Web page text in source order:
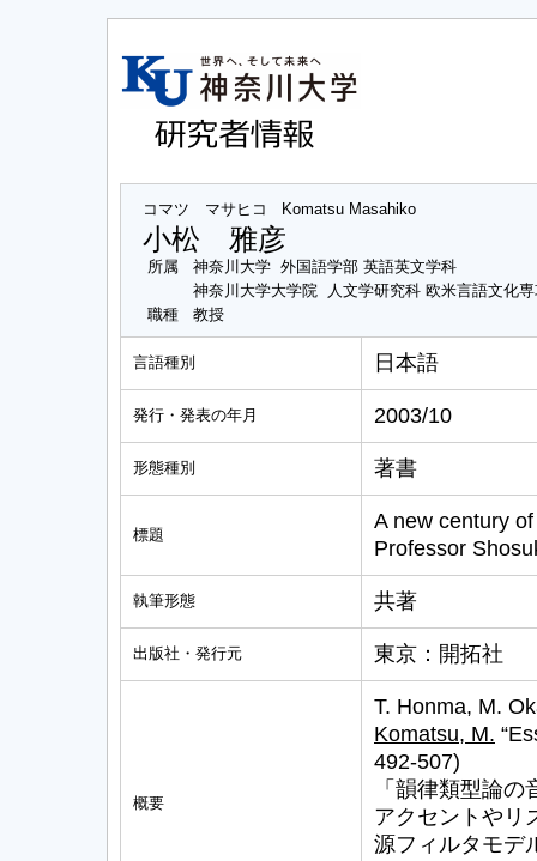
コマツ マサヒコ Komatsu Masahiko
小松 雅彦
所属
神奈川大学 外国語学部 英語英文学科
神奈川大学大学院 人文学研究科 欧米言語文化
職種
教授
言語種別 日本語
発行・発表の年月 2003/10
形態種別 著書
標題
A new century
Professor
執筆形態 共著
出版社・発行元 東京：開拓社
概要
T. Honma, M.
Komatsu, M.
492-507)
「韻律類型論
アクセントやリ
源フィルタモデ